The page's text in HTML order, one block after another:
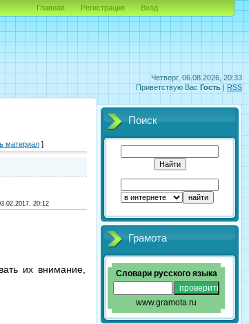
Четверг, 06.08.2026, 20:33
Приветствую Вас Гость | RSS
Главная Регистрация Вход
материал ]
20:12
их внимание,
Поиск
Грамота
Словари русского языка
www.gramota.ru